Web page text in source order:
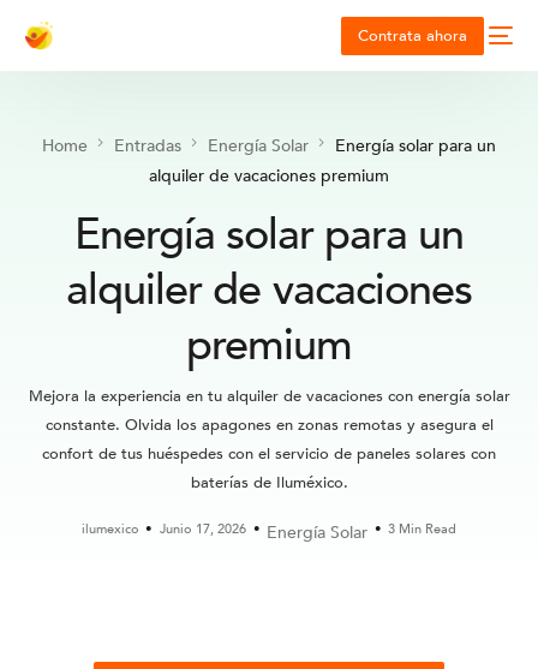
Contrata ahora
Home Entradas Energía Solar
Energía solar para un
alquiler de vacaciones premium
Energía solar para un
alquiler de vacaciones
premium
Mejora la experiencia en tu alquiler de vacaciones con energía solar
constante. Olvida los apagones en zonas remotas y asegura el
confort de tus huéspedes con el servicio de paneles solares con
baterías de Iluméxico.
ilumexico Junio 17, 2026 Energía Solar 3 Min Read